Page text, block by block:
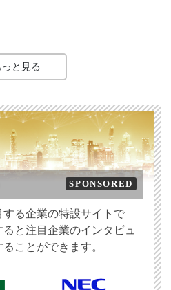
っと見る
SPONSORED
する企業の特設サイトで
と注目企業のインタビュ
ことができます。